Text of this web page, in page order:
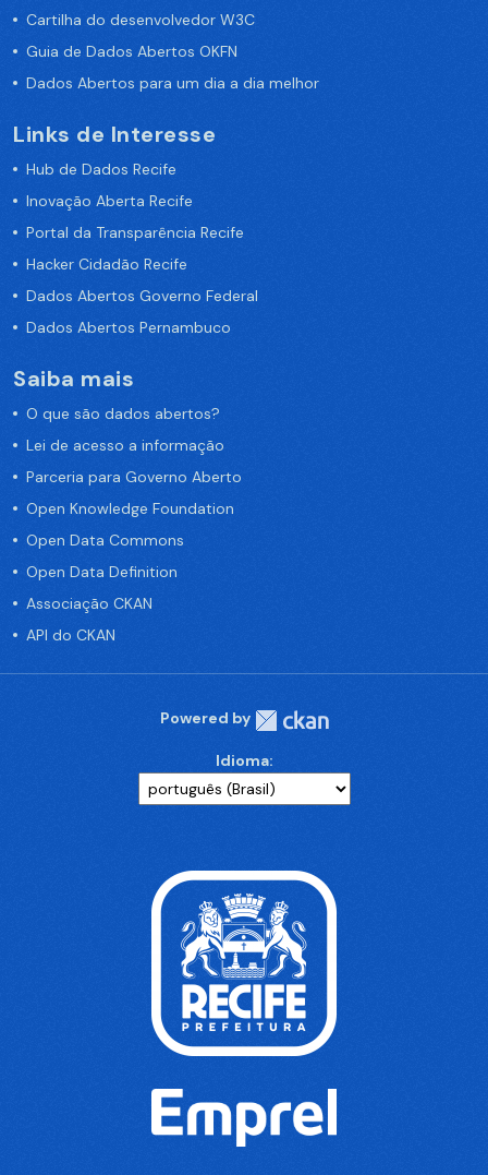
Cartilha do desenvolvedor W3C
Guia de Dados Abertos OKFN
Dados Abertos para um dia a dia melhor
Links de Interesse
Hub de Dados Recife
Inovação Aberta Recife
Portal da Transparência Recife
Hacker Cidadão Recife
Dados Abertos Governo Federal
Dados Abertos Pernambuco
Saiba mais
O que são dados abertos?
Lei de acesso a informação
Parceria para Governo Aberto
Open Knowledge Foundation
Open Data Commons
Open Data Definition
Associação CKAN
API do CKAN
Powered by
Idioma